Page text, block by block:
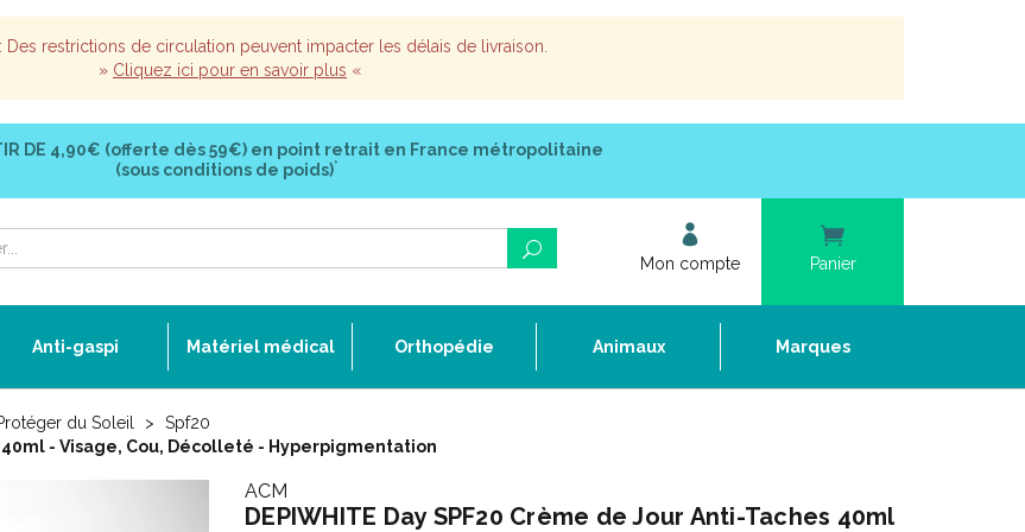
: Des restrictions de circulation peuvent impacter les délais de livraison.
» Cliquez ici pour en savoir plus «
DE 4,90€ (offerte dès 59€) en point retrait en France métropolitaine
(sous conditions de poids)*
Mon compte Panier
Anti-gaspi Matériel médical Orthopédie Animaux Marques
du Soleil
Spf20
40ml - Visage, Cou, Décolleté - Hyperpigmentation
ACM
DEPIWHITE Day SPF20 Crème de Jour Anti-Taches 40ml